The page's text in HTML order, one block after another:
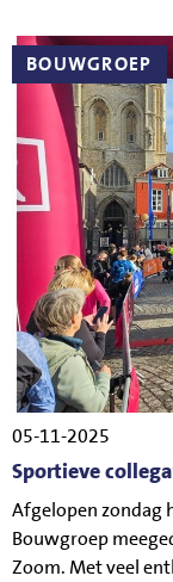
BOUWGROEP
05-11-2025
Sportieve
Afgelopen zondag
Bouwgroep
Zoom. Met veel